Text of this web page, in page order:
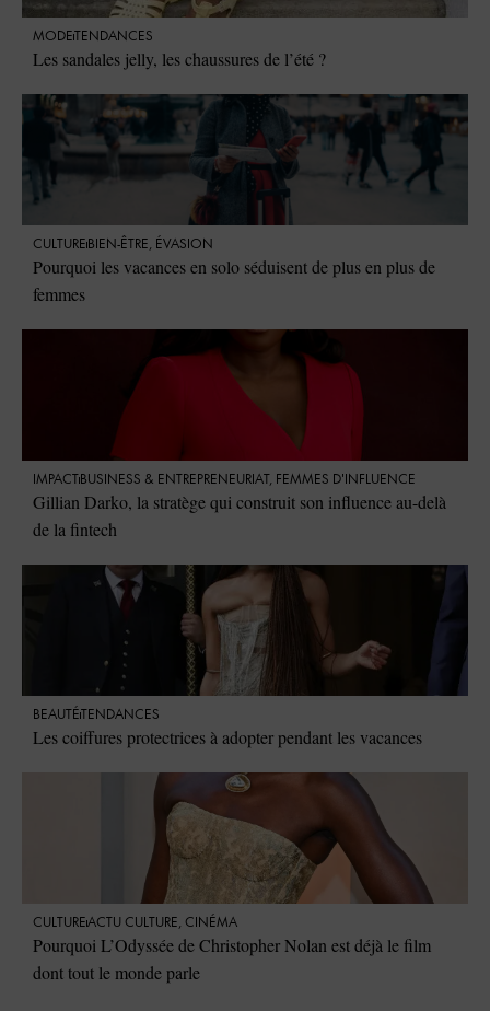
MODETENDANCES
Les sandales jelly, les chaussures de l’été ?
CULTURE BIEN-ÊTRE, ÉVASION
Pourquoi les vacances en solo séduisent de plus en plus de
femmes
IMPACT ⁠BUSINESS & ENTREPRENEURIAT, FEMMES D'INFLUENCE
Gillian Darko, la stratège qui construit son influence au-delà
de la fintech
BEAUTÉTENDANCES
Les coiffures protectrices à adopter pendant les vacances
CULTUREACTU CULTURE, CINÉMA
Pourquoi L’Odyssée de Christopher Nolan est déjà le film
dont tout le monde parle